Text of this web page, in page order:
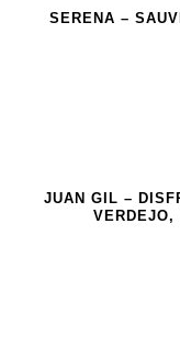
SERENA –
JUAN GIL –
VERDEJO,